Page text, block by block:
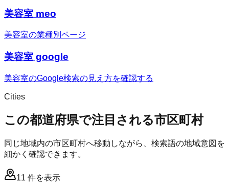
美容室 meo
美容室の業種別ページ
美容室 google
美容室のGoogle検索の見え方を確認する
Cities
この都道府県で注目される市区町村
同じ地域内の市区町村へ移動しながら、検索語の地域意図を
細かく確認できます。
11 件を表示